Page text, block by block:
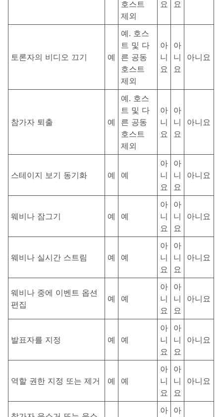
호스트
제외
요
요
토론자의 비디오 끄기 예
예. 호스
트 및 다
른 공동
호스트
제외
아
니
요
아
니
요
아니요
참가자 퇴출 예
예. 호스
트 및 다
른 공동
호스트
제외
아
니
요
아
니
요
아니요
스테이지 보기 동기화 예 예
아
니
요
아
니
요
아니요
웨비나 잠그기 예 예
아
니
요
아
니
요
아니요
웨비나 실시간 스트림 예 예
아
니
요
아
니
요
아니요
웨비나 중에 이벤트 옵션
편집
예 예
아
니
요
아
니
요
아니요
발표자를 지정 예 예
아
니
요
아
니
요
아니요
역할 권한 지정 또는 제거 예 예
아
니
요
아
니
요
아니요
아 아